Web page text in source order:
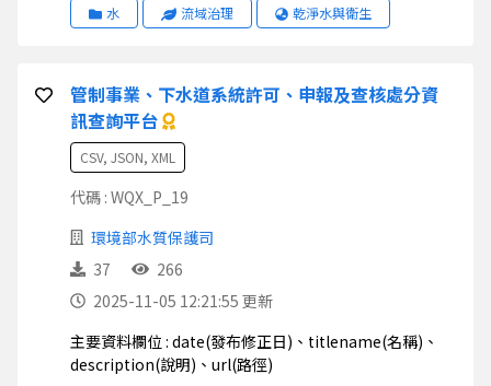
量)、value7(工業廢污水排放量)、value8(農業廢污水排
放量)
水 流域治理 乾淨水與衛生
管制事業、下水道系統許可、申報及查核處分資
訊查詢平台
CSV, JSON, XML
代碼 : WQX_P_19
環境部水質保護司
37
266
2025-11-05 12:21:55 更新
主要資料欄位 : date(發布修正日)、titlename(名稱)、
description(說明)、url(路徑)